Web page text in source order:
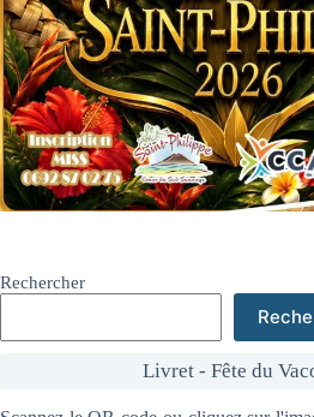
Rechercher
Livret - Fête du